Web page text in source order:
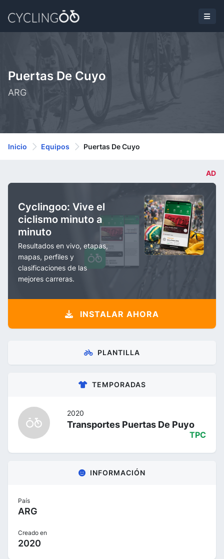
Puertas De Cuyo
ARG
Inicio Equipos Puertas De Cuyo
AD
Cyclingoo: Vive el
ciclismo minuto a
minuto
Resultados en vivo, etapas,
mapas, perfiles y
clasificaciones de las
mejores carreras.
INSTALAR AHORA
PLANTILLA
TEMPORADAS
2020
Transportes Puertas De Puyo
TPC
INFORMACIÓN
País
ARG
Creado en
2020